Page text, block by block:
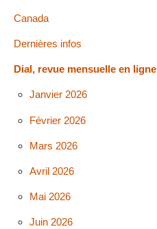
Canada
Dernières infos
Dial, revue mensuelle en ligne
Janvier 2026
Février 2026
Mars 2026
Avril 2026
Mai 2026
Juin 2026